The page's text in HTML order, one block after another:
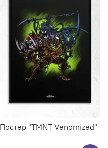
Постер "TMNT Venomized"